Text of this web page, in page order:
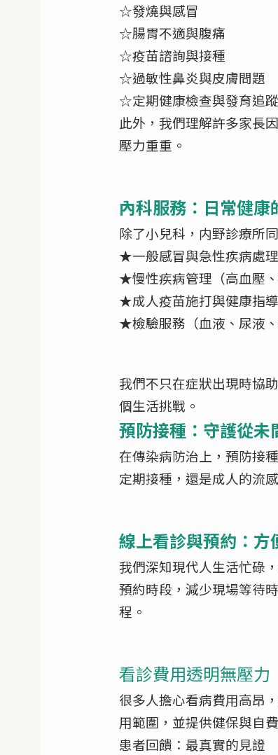
☆發燒與感冒
☆腸胃不適與腹痛
☆疫苗諮詢與接種
☆過敏性鼻炎與皮膚問題
☆定期健康檢查與發育追蹤
此外，我們理解許多家長
壓力重重。
內科服務：日常健康
除了小兒科，内野診療所
★一般感冒與急性疾病處理
★慢性疾病管理（高血壓、
★成人疫苗施打與健康指導
★檢驗服務（血液、尿液、
我們不只在症狀出現時協
個生活挑戰。
預防接種：守護從未
在傳染病防治上，預防接
定期接種，還是成人的流
線上看診與預約：方
我們深知現代人生活忙碌
預約時段，減少現場等待
程。
看診費用透明無壓力
很多人擔心看病費用高昂
用範圍，並提供健保與自
患者回饋：最真實的見證